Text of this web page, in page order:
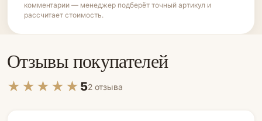
комментарии — менеджер подберёт точный артикул и
рассчитает стоимость.
Отзывы покупателей
★★★★★ 52 отзыва